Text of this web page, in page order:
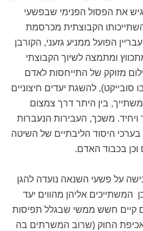
את הפסול הפנימי שבפשעי
הקבוצתית מכרסמת
הפועל ממניע גזעני, הקורבן
ומתמצה לשיוך הקבוצתי
מזוקק של התייחסות לאדם
סובייקט), להשגת יעדים חיצוניים
בין היתר דרך צמצום
ויחיד. משכך, העבירות הנעברות
בערכי היסוד הליבתיים של השיטה
וכן בכבוד האדם.
על פשעי השנאה נועדה להגן
המשתייכים אליהן מהווים יעד
קיים חשש ממשי שבגלל תפיסות
החוק (שרוב המשרתים בה